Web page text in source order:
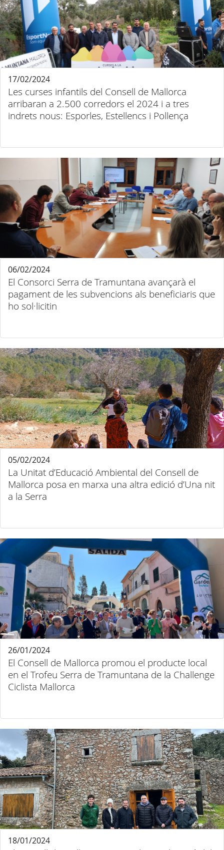
Les curses infantils del Consell de Mallorca
arribaran a 2.500 corredors el 2024 i a tres
indrets nous: Esporles, Estellencs i Pollença
17/02/2024
El Consorci Serra de Tramuntana avançarà el
pagament de les subvencions als beneficiaris que
ho sol·licitin
06/02/2024
La Unitat d’Educació Ambiental del Consell de
Mallorca posa en marxa una altra edició d’Una nit
a la Serra
05/02/2024
El Consell de Mallorca promou el producte local
en el Trofeu Serra de Tramuntana de la Challenge
Ciclista Mallorca
26/01/2024
18/01/2024